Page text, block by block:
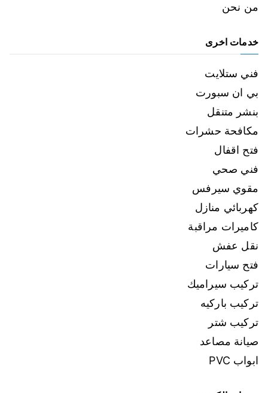
من نحن
خدمات اخرى
فني ستلايت
بي ان سبورت
بنشر متنقل
مكافحة حشرات
فتح اقفال
فني صحي
مقوي سيرفس
كهربائي منازل
كاميرات مراقبة
نقل عفش
فتح سيارات
تركيب سيراميك
تركيب باركيه
تركيب شتر
صيانة مصاعد
ابواب PVC